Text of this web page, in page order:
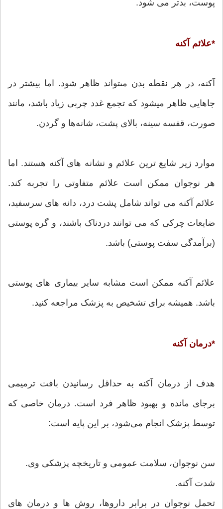
پوست، بدتر مى شود.
*علائم آکنه
آکنه، در هر نقطه بدن مىتواند ظاهر شود. اما بیشتر در
جاهایى ظاهر ميشود که تجمع غدد چربى زیاد باشد، مانند
صورت، قفسه سینه، بالاى پشت، شانه‌ها و گردن.
موارد زیر شایع ترین علائم و نشانه هاى آکنه هستند. اما
هر نوجوان ممکن است علائم متفاوتى را تجربه کند.
علائم آکنه مى تواند شامل پشت درد، دانه هاى سرسفید،
ضایعات چرکى که مى توانند دردناک باشند، و گره پوستى
(برآمدگى سفت پوستى) باشد.
علائم آکنه ممکن است مشابه سایر بیمارى هاى پوستى
باشد. همیشه براى تشخیص به پزشک مراجعه کنید.
*درمان آکنه
هدف از درمان آکنه به حداقل رسانیدن بافت ترمیمى
برجاى مانده و بهبود ظاهر فرد است. درمان خاصى که
توسط پزشک انجام مى‌شود، بر این پایه است:
سن نوجوان، سلامت عمومى و تاریخچه پزشکى وى.
شدت آکنه.
تحمل نوجوان در برابر داروها، روش ها و درمان هاى